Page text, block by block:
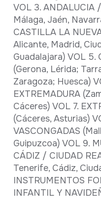
VOL 3. ANDALUCIA
Málaga, Jaén,
CASTILLA LA
Alicante, Madrid,
Guadalajara) VOL 5.
(Gerona, Lérida;
Zaragoza; Huesca)
EXTREMADURA
Cáceres) VOL 7.
(Cáceres, Asturias)
VASCONGADAS
Guipuzcoa) VOL 9.
CÁDIZ / CIUDAD
Tenerife, Cádiz,
INSTRUMENTOS
INFANTIL Y